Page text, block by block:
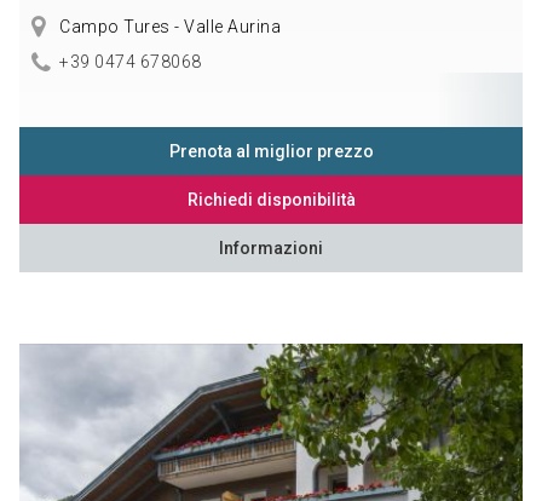
Campo Tures - Valle Aurina
+39 0474 678068
Prenota al miglior prezzo
Richiedi disponibilità
Informazioni